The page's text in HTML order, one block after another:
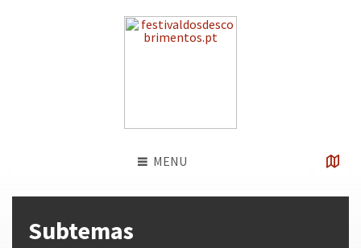
MENU
Subtemas